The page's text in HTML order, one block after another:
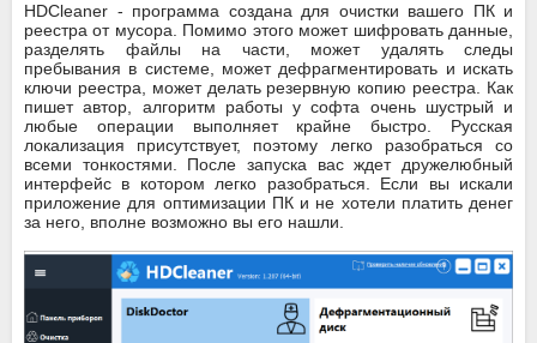
HDCleaner - программа создана для очистки вашего ПК и
реестра от мусора. Помимо этого может шифровать данные,
разделять файлы на части, может удалять следы
пребывания в системе, может дефрагментировать и искать
ключи реестра, может делать резервную копию реестра. Как
пишет автор, алгоритм работы у софта очень шустрый и
любые операции выполняет крайне быстро. Русская
локализация присутствует, поэтому легко разобраться со
всеми тонкостями. После запуска вас ждет дружелюбный
интерфейс в котором легко разобраться. Если вы искали
приложение для оптимизации ПК и не хотели платить денег
за него, вполне возможно вы его нашли.